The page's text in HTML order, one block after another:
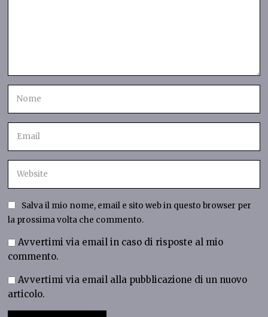
Salva il mio nome, email e sito web in questo browser per
la prossima volta che commento.
Avvertimi via email in caso di risposte al mio
commento.
Avvertimi via email alla pubblicazione di un nuovo
articolo.